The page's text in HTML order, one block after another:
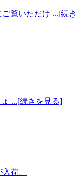
覧いただけ ...[続
...[続きを見る]
荷。